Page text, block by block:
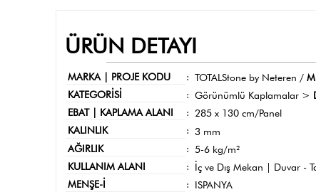
ÜRÜN DETAYI
MARKA | PROJE KODU : TOTALStone by Neteren /
KATEGORİSİ
: Görünümlü Kaplamalar >
EBAT | KAPLAMA ALANI
: 285 x 130 cm/Panel
KALINLIK
: 3 mm
AĞIRLIK
: 5-6 kg/m²
KULLANIM ALANI
: İç ve Dış Mekan | Duvar -
MENŞE-İ
: ISPANYA